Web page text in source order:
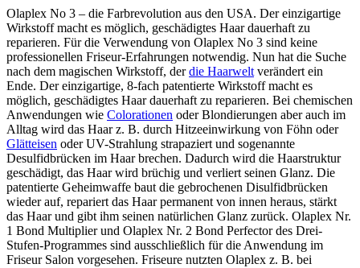
Olaplex No 3 – die Farbrevolution aus den USA. Der einzigartige
Wirkstoff macht es möglich, geschädigtes Haar dauerhaft zu
reparieren. Für die Verwendung von Olaplex No 3 sind keine
professionellen Friseur-Erfahrungen notwendig. Nun hat die Suche
nach dem magischen Wirkstoff, derdie Haarwelt verändert ein
Ende. Der einzigartige, 8-fach patentierte Wirkstoff macht es
möglich, geschädigtes Haar dauerhaft zu reparieren. Bei chemischen
Anwendungen wie Colorationen oder Blondierungen aber auch im
Alltag wird das Haar z. B. durch Hitzeeinwirkung von Föhn oder
Glätteisen oder UV-Strahlung strapaziert und sogenannte
Desulfidbrücken im Haar brechen. Dadurch wird die Haarstruktur
geschädigt, das Haar wird brüchig und verliert seinen Glanz. Die
patentierte Geheimwaffe baut die gebrochenen Disulfidbrücken
wieder auf, repariert das Haar permanent von innen heraus, stärkt
das Haar und gibt ihm seinen natürlichen Glanz zurück. Olaplex Nr.
1 Bond Multiplier und Olaplex Nr. 2 Bond Perfector des Drei-
Stufen-Programmes sind ausschließlich für die Anwendung im
Friseur Salon vorgesehen. Friseure nutzten Olaplex z. B. bei